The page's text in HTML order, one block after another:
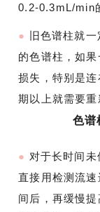
0.2-0.3mL/min
●
旧色谱柱就
的色谱柱，如
损失，特别是
期以上就需要重
色谱
● 对于长时间
直接用检测流
间后，再缓慢